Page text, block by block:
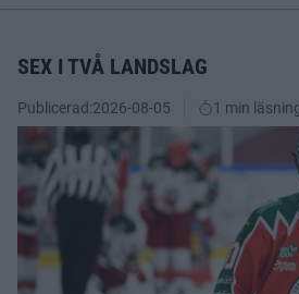
SEX I TVÅ LANDSLAG
Publicerad:2026-08-05 1 min